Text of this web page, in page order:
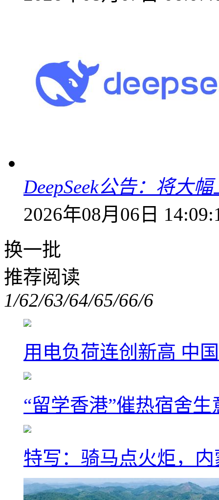
DeepSeek公告：将大
2026年08月06日
换一批
推荐阅读
1/62/63/64/65/66/6
用电负荷连创新高 中
“留学香港”催热宿舍
特写：骑马点火炬，